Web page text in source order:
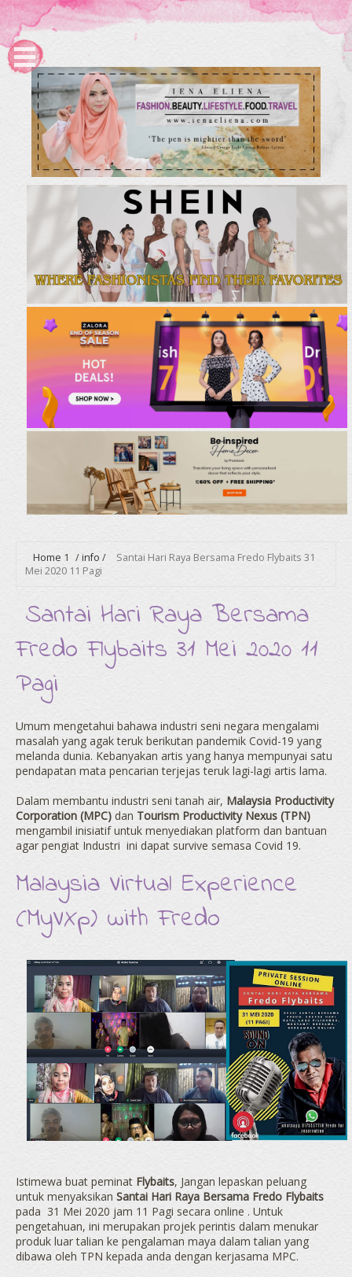
Home 1 /info /
Santai Hari Raya Bersama Fredo Flybaits 31
Mei 2020 11 Pagi
Santai Hari Raya Bersama
Fredo Flybaits 31 Mei 2020 11
Pagi
Umum mengetahui bahawa industri seni negara mengalami
masalah yang agak teruk berikutan pandemik Covid-19 yang
melanda dunia. Kebanyakan artis yang hanya mempunyai satu
pendapatan mata pencarian terjejas teruk lagi-lagi artis lama.
Dalam membantu industri seni tanah air, Malaysia Productivity
Corporation (MPC) dan Tourism Productivity Nexus (TPN)
mengambil inisiatif untuk menyediakan platform dan bantuan
agar pengiat Industri ini dapat survive semasa Covid 19.
Malaysia Virtual Experience
(MyVXp) with Fredo
Istimewa buat peminat Flybaits, Jangan lepaskan peluang
untuk menyaksikan Santai Hari Raya Bersama Fredo Flybaits
pada 31 Mei 2020 jam 11 Pagi secara online . Untuk
pengetahuan, ini merupakan projek perintis dalam menukar
produk luar talian ke pengalaman maya dalam talian yang
dibawa oleh TPN kepada anda dengan kerjasama MPC.